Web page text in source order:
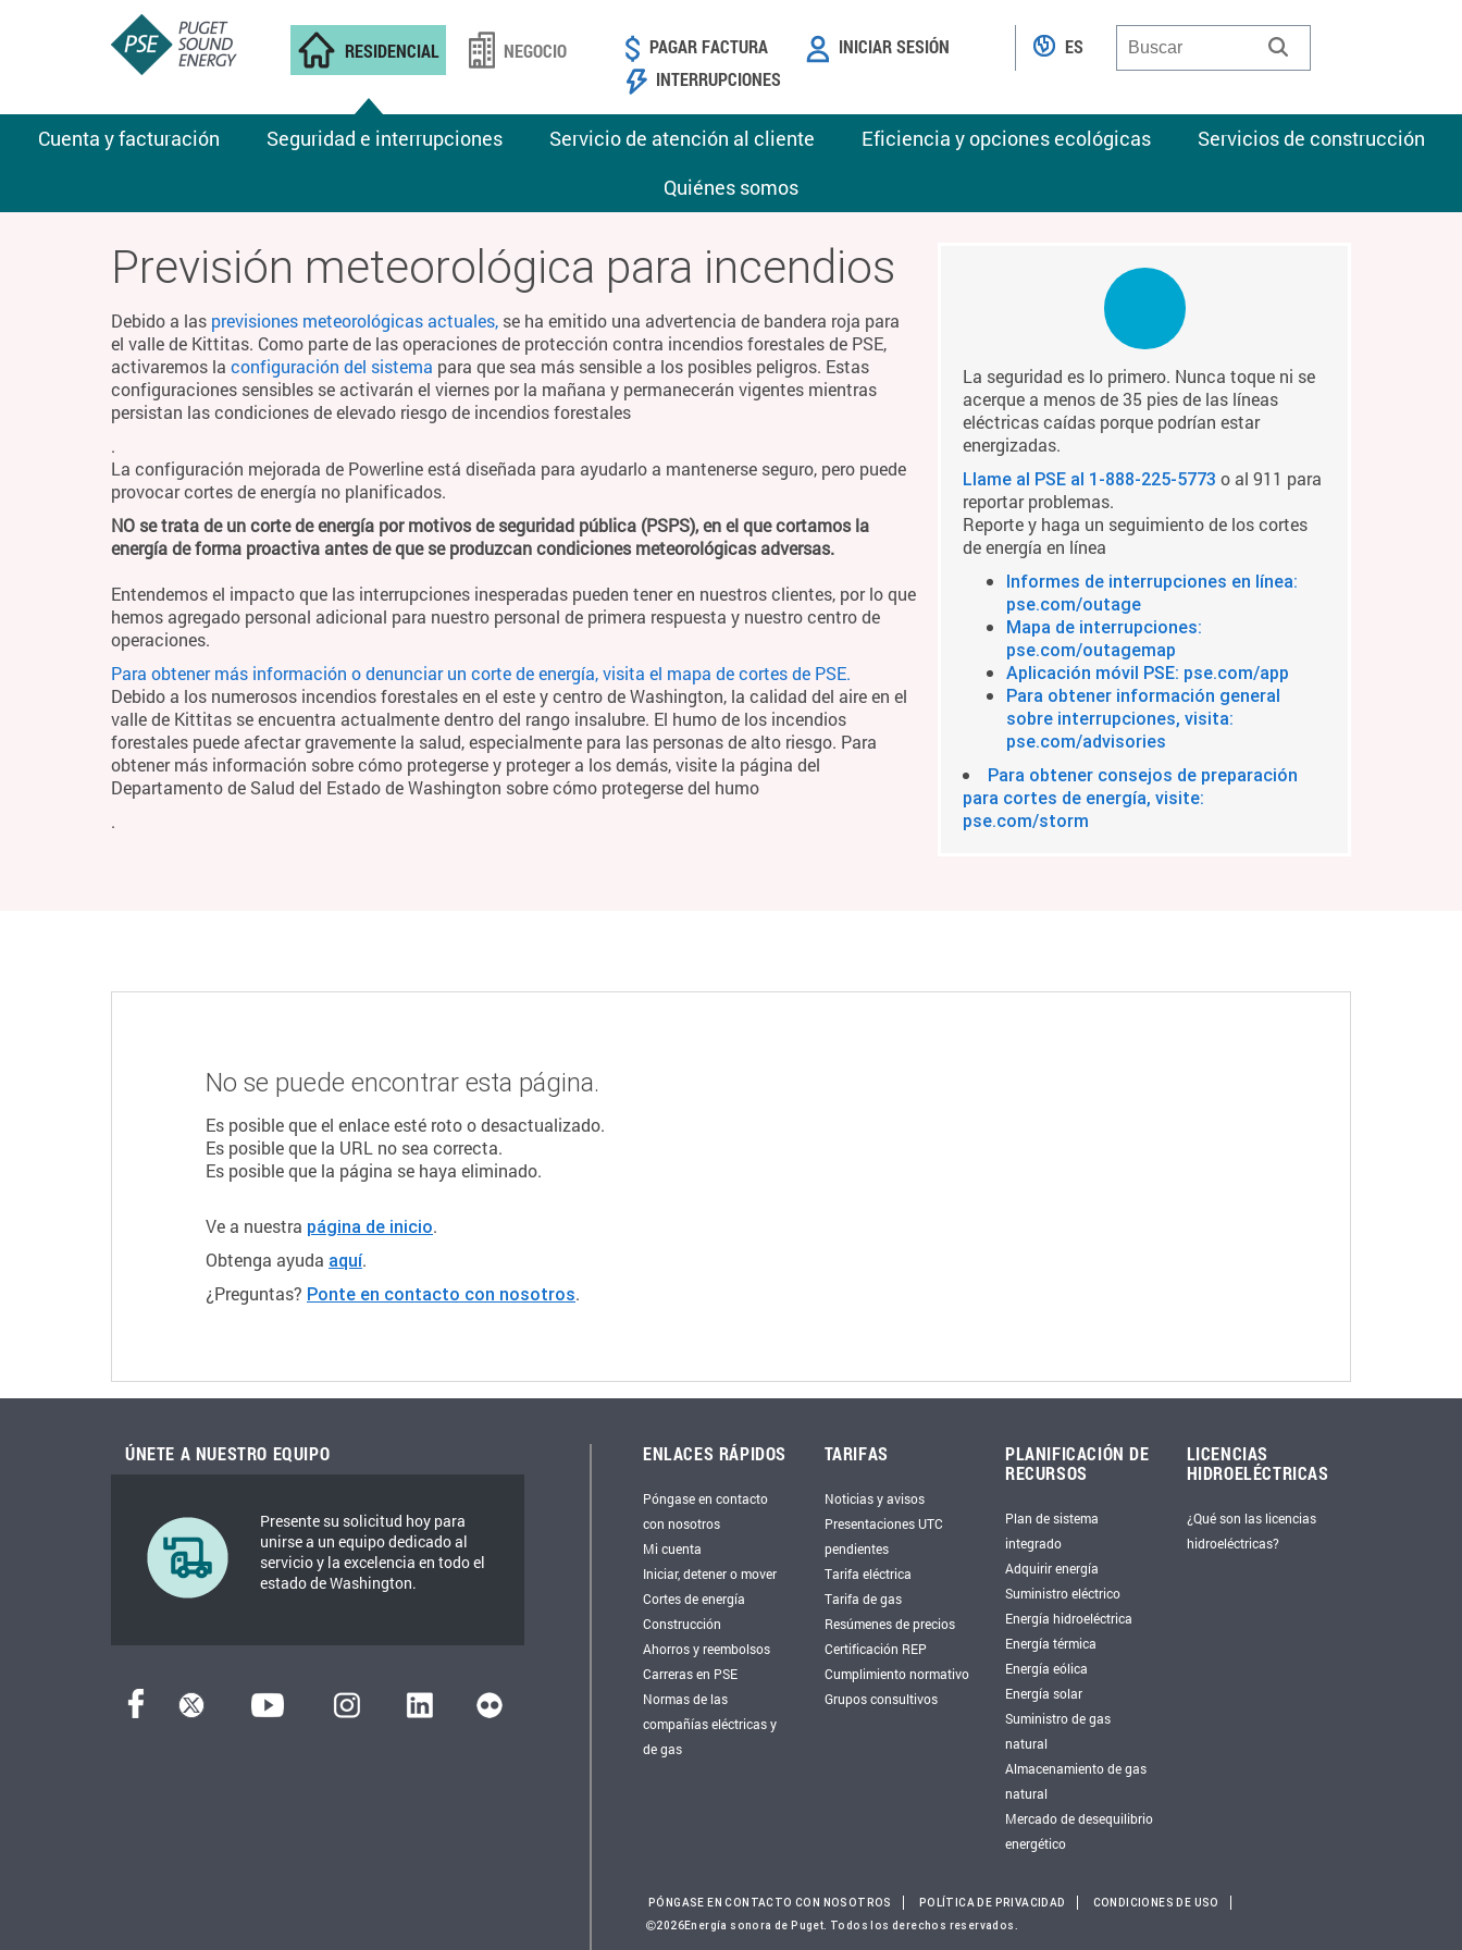
RESIDENCIAL
Cuenta y facturación Seguridad e interrupciones Servicio de atención al cliente Eficiencia y opciones ecológicas
Servicios de construcción
Quiénes somos
NEGOCIO PAGAR FACTURA
INICIAR SESIÓN
INTERRUPCIONES
ES
Previsión meteorológica para incendios
Debido a las previsiones meteorológicas actuales, se ha emitido una advertencia de bandera roja para
el valle de Kittitas. Como parte de las operaciones de protección contra incendios forestales de PSE,
activaremos la configuración del sistema para que sea más sensible a los posibles peligros. Estas
configuraciones sensibles se activarán el viernes por la mañana y permanecerán vigentes mientras
persistan las condiciones de elevado riesgo de incendios forestales
.
La configuración mejorada de Powerline está diseñada para ayudarlo a mantenerse seguro, pero puede
provocar cortes de energía no planificados.
NO se trata de un corte de energía por motivos de seguridad pública (PSPS), en el que cortamos la
energía de forma proactiva antes de que se produzcan condiciones meteorológicas adversas.
Entendemos el impacto que las interrupciones inesperadas pueden tener en nuestros clientes, por lo que
hemos agregado personal adicional para nuestro personal de primera respuesta y nuestro centro de
operaciones.
Para obtener más información o denunciar un corte de energía, visita el mapa de cortes de PSE.
Debido a los numerosos incendios forestales en el este y centro de Washington, la calidad del aire en el
valle de Kittitas se encuentra actualmente dentro del rango insalubre. El humo de los incendios
forestales puede afectar gravemente la salud, especialmente para las personas de alto riesgo. Para
obtener más información sobre cómo protegerse y proteger a los demás, visite la página del
Departamento de Salud del Estado de Washington sobre cómo protegerse del humo
.
La seguridad es lo primero. Nunca toque ni se
acerque a menos de 35 pies de las líneas
eléctricas caídas porque podrían estar
energizadas.
Llame al PSE al 1-888-225-5773 o al 911 para
reportar problemas.
Reporte y haga un seguimiento de los cortes
de energía en línea
Informes de interrupciones en línea:
pse.com/outage
Mapa de interrupciones:
pse.com/outagemap
Aplicación móvil PSE: pse.com/app
Para obtener información general
sobre interrupciones, visita:
pse.com/advisories
Para obtener consejos de preparación
para cortes de energía, visite:
pse.com/storm
No se puede encontrar esta página.
Es posible que el enlace esté roto o desactualizado.
Es posible que la URL no sea correcta.
Es posible que la página se haya eliminado.
Ve a nuestra página de inicio.
Obtenga ayuda aquí.
¿Preguntas? Ponte en contacto con nosotros.
ÚNETE A NUESTRO EQUIPO
Presente su solicitud hoy para
unirse a un equipo dedicado al
servicio y la excelencia en todo el
estado de Washington.
ENLACES RÁPIDOS
Póngase en contacto
con nosotros
Mi cuenta
Iniciar, detener o mover
Cortes de energía
Construcción
Ahorros y reembolsos
Carreras en PSE
Normas de las
compañías eléctricas y
de gas
TARIFAS
Noticias y avisos
Presentaciones UTC
pendientes
Tarifa eléctrica
Tarifa de gas
Resúmenes de precios
Certificación REP
Cumplimiento normativo
Grupos consultivos
PLANIFICACIÓN DE
RECURSOS
Plan de sistema
integrado
Adquirir energía
Suministro eléctrico
Energía hidroeléctrica
Energía térmica
Energía eólica
Energía solar
Suministro de gas
natural
Almacenamiento de gas
natural
Mercado de desequilibrio
energético
LICENCIAS
HIDROELÉCTRICAS
¿Qué son las licencias
hidroeléctricas?
PÓNGASE EN CONTACTO CON NOSOTROS POLÍTICA DE PRIVACIDAD
CONDICIONES DE USO
2026Energía sonora de Puget. Todos los derechos reservados.